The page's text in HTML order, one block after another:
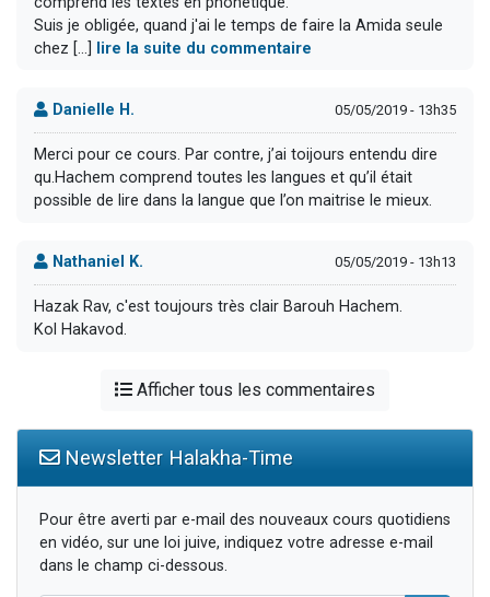
Suis je obligée, quand j'ai le temps de faire la Amida seule
chez [...]
lire la suite du commentaire
Danielle H. 05/05/2019 - 13h35
Merci pour ce cours. Par contre, j’ai toijours entendu dire
qu.Hachem comprend toutes les langues et qu’il était
possible de lire dans la langue que l’on maitrise le mieux.
Nathaniel K. 05/05/2019 - 13h13
Hazak Rav, c'est toujours très clair Barouh Hachem.
Kol Hakavod.
Afficher tous les commentaires
Newsletter Halakha-Time
Pour être averti par e-mail des nouveaux cours quotidiens
en vidéo, sur une loi juive, indiquez votre adresse e-mail
dans le champ ci-dessous.